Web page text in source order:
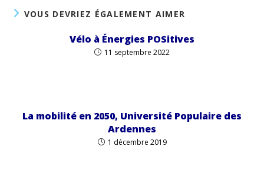
VOUS DEVRIEZ ÉGALEMENT AIMER
Vélo à Énergies POSitives
11 septembre 2022
La mobilité en 2050, Université Populaire des
Ardennes
1 décembre 2019